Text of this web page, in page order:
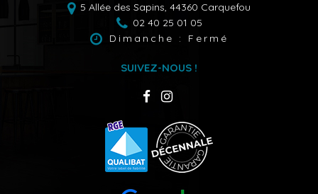
5 Allée des Sapins, 44360 Carquefou
02 40 25 01 05
Dimanche : Fermé
SUIVEZ-NOUS !